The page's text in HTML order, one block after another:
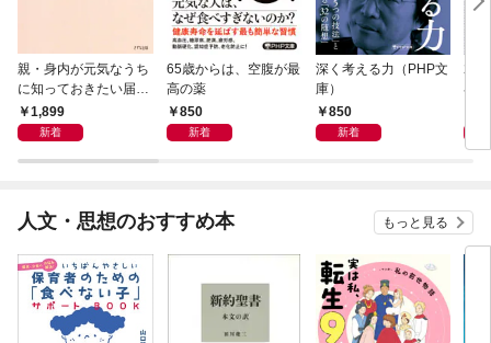
親・身内が元気なうち
に知っておきたい届
出・手続きの準備（き
ずな出版）
1,899
新着
65歳からは、空腹が最
高の薬
850
新着
深く考える力（PHP文
庫）
850
新着
20
界
人文・思想のおすすめ本 もっと見る